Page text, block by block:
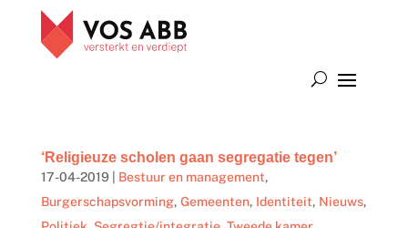
‘Religieuze scholen gaan segregatie tegen’
17-04-2019| Bestuur en management,
Burgerschapsvorming, Gemeenten, Identiteit, Nieuws,